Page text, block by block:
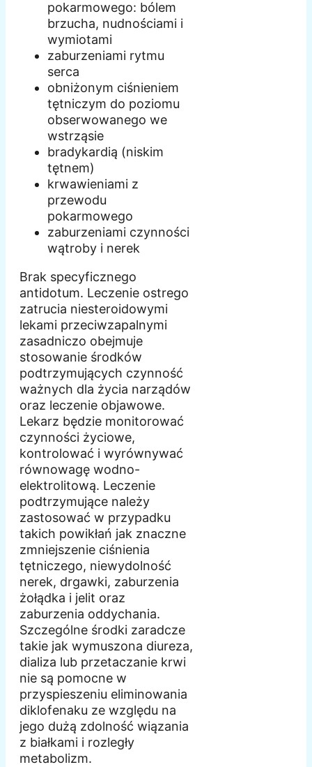
pokarmowego: bólem
brzucha, nudnościami i
wymiotami
zaburzeniami rytmu
serca
obniżonym ciśnieniem
tętniczym do poziomu
obserwowanego we
wstrząsie
bradykardią (niskim
tętnem)
krwawieniami z
przewodu
pokarmowego
zaburzeniami czynności
wątroby i nerek
Brak specyficznego
antidotum. Leczenie ostrego
zatrucia niesteroidowymi
lekami przeciwzapalnymi
zasadniczo obejmuje
stosowanie środków
podtrzymujących czynność
ważnych dla życia narządów
oraz leczenie objawowe.
Lekarz będzie monitorować
czynności życiowe,
kontrolować i wyrównywać
równowagę wodno-
elektrolitową. Leczenie
podtrzymujące należy
zastosować w przypadku
takich powikłań jak znaczne
zmniejszenie ciśnienia
tętniczego, niewydolność
nerek, drgawki, zaburzenia
żołądka i jelit oraz
zaburzenia oddychania.
Szczególne środki zaradcze
takie jak wymuszona diureza,
dializa lub przetaczanie krwi
nie są pomocne w
przyspieszeniu eliminowania
diklofenaku ze względu na
jego dużą zdolność wiązania
z białkami i rozległy
metabolizm.